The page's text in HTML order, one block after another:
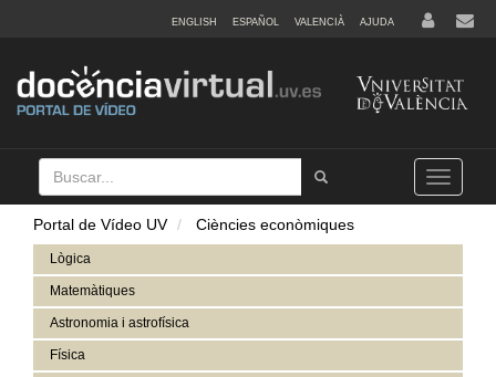
ENGLISH ESPAÑOL VALENCIÀ AJUDA
Buscar
Tramet
Toggle
navigation
Portal de Vídeo UV Ciències econòmiques
Lògica
Matemàtiques
Astronomia i astrofísica
Física